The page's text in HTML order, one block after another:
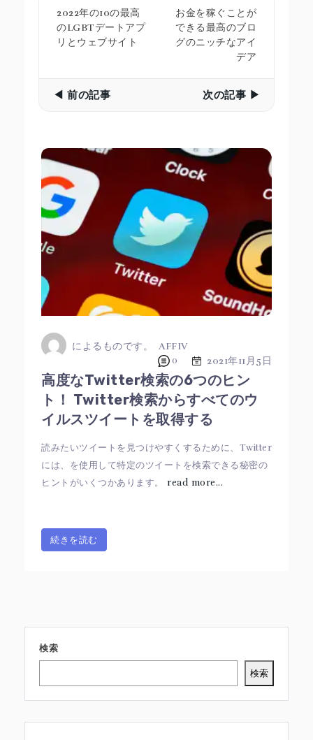
2022年の10の最高
のLGBTデートアプ
リとウェブサイト
お金を稼ぐことが
できる最高のブロ
グのニッチなアイ
デア
◀ 前の記事 次の記事 ▶
によるものです。 AFFIV
0 2021年11月5日
高度なTwitter検索の6つのヒン
ト！ Twitter検索からすべてのウ
イルスツイートを取得する
読みたいツイートを見つけやすくするために、Twitter
には、を使用して特定のツイートを検索できる秘密の
ヒントがいくつかあります。 read more...
続きを読む
検索
検索